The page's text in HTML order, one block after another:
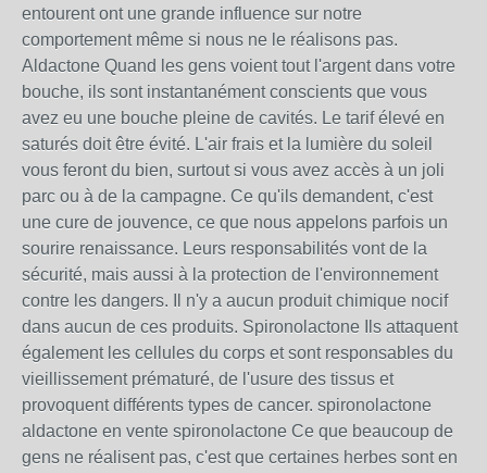
entourent ont une grande influence sur notre
comportement même si nous ne le réalisons pas.
Aldactone Quand les gens voient tout l'argent dans votre
bouche, ils sont instantanément conscients que vous
avez eu une bouche pleine de cavités. Le tarif élevé en
saturés doit être évité. L'air frais et la lumière du soleil
vous feront du bien, surtout si vous avez accès à un joli
parc ou à de la campagne. Ce qu'ils demandent, c'est
une cure de jouvence, ce que nous appelons parfois un
sourire renaissance. Leurs responsabilités vont de la
sécurité, mais aussi à la protection de l'environnement
contre les dangers. Il n'y a aucun produit chimique nocif
dans aucun de ces produits. Spironolactone Ils attaquent
également les cellules du corps et sont responsables du
vieillissement prématuré, de l'usure des tissus et
provoquent différents types de cancer. spironolactone
aldactone en vente spironolactone Ce que beaucoup de
gens ne réalisent pas, c'est que certaines herbes sont en